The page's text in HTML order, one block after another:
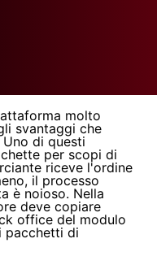
molto
svantaggi che
di questi
per scopi di
riceve l'ordine
il processo
è noioso. Nella
deve copiare
office del modulo
pacchetti di